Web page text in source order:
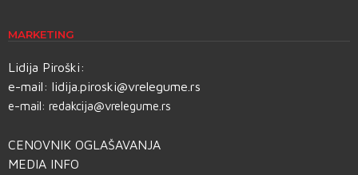
MARKETING
Lidija Piroški:
e-mail: lidija.piroski@vrelegume.rs
e-mail: redakcija@vrelegume.rs
CENOVNIK OGLAŠAVANJA
MEDIA INFO